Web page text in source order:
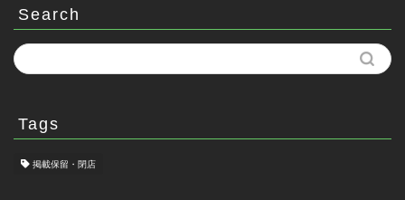
Search
Tags
掲載保留・閉店